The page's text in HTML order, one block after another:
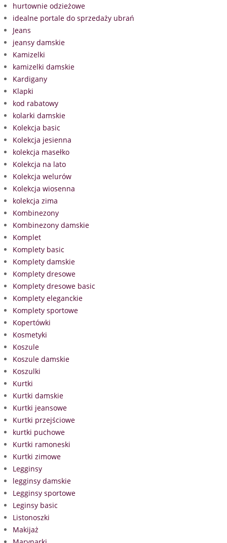
hurtownie odzieżowe
idealne portale do sprzedaży ubrań
Jeans
jeansy damskie
Kamizelki
kamizelki damskie
Kardigany
Klapki
kod rabatowy
kolarki damskie
Kolekcja basic
Kolekcja jesienna
kolekcja masełko
Kolekcja na lato
Kolekcja welurów
Kolekcja wiosenna
kolekcja zima
Kombinezony
Kombinezony damskie
Komplet
Komplety basic
Komplety damskie
Komplety dresowe
Komplety dresowe basic
Komplety eleganckie
Komplety sportowe
Kopertówki
Kosmetyki
Koszule
Koszule damskie
Koszulki
Kurtki
Kurtki damskie
Kurtki jeansowe
Kurtki przejściowe
kurtki puchowe
Kurtki ramoneski
Kurtki zimowe
Legginsy
legginsy damskie
Legginsy sportowe
Leginsy basic
Listonoszki
Makijaż